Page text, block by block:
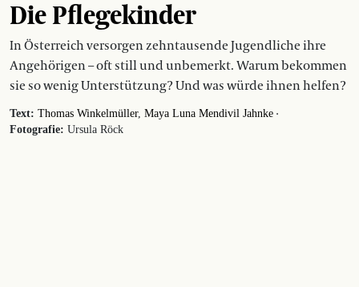
Die Pflegekinder
In Österreich versorgen zehntausende Jugendliche ihre
Angehörigen – oft still und unbemerkt. Warum bekommen
sie so wenig Unterstützung? Und was würde ihnen helfen?
Text: Thomas Winkelmüller Maya Luna Mendivil Jahnke ·
Fotografie: Ursula Röck